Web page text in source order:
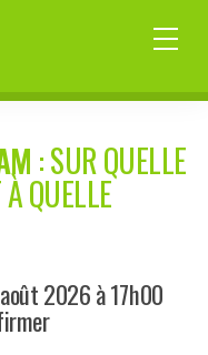
: SUR QUELLE
QUELLE
2026 à 17h00